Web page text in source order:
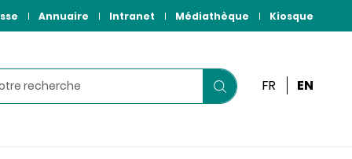
Annuaire Intranet Médiathèque Kiosque
Lancer
FR EN